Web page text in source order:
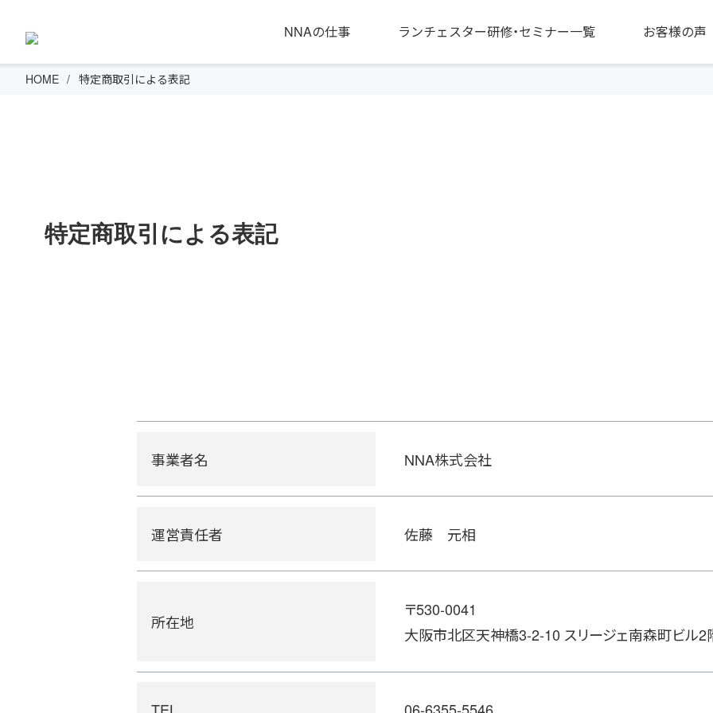
NNAの仕事 ランチェスター研修・セミナー一覧 お客様の声
HOME 特定商取引による表記
特定商取引による表記
事業者名 NNA株式会社
運営責任者 佐藤 元相
所在地
〒530-0041
大阪市北区天神橋3-2-10 スリージェ南森町ビル2